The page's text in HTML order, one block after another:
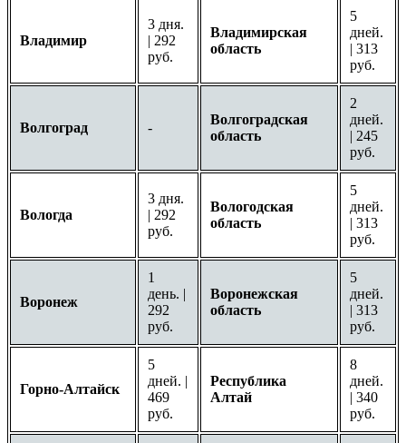
Владимир
3 дня.
| 292
руб.
Владимирская
область
5
дней.
| 313
руб.
Волгоград -
Волгоградская
область
2
дней.
| 245
руб.
Вологда
3 дня.
| 292
руб.
Вологодская
область
5
дней.
| 313
руб.
Воронеж
1
день. |
292
руб.
Воронежская
область
5
дней.
| 313
руб.
Горно-Алтайск
5
дней. |
469
руб.
Республика
Алтай
8
дней.
| 340
руб.